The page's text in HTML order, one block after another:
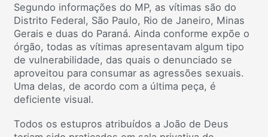
Segundo informações do MP, as vítimas são do
Distrito Federal, São Paulo, Rio de Janeiro, Minas
Gerais e duas do Paraná. Ainda conforme expõe o
órgão, todas as vítimas apresentavam algum tipo
de vulnerabilidade, das quais o denunciado se
aproveitou para consumar as agressões sexuais.
Uma delas, de acordo com a última peça, é
deficiente visual.
Todos os estupros atribuídos a João de Deus